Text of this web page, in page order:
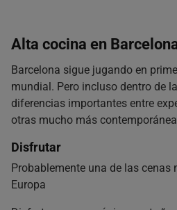
Alta cocina en
Barcelona sigue jugando en
mundial. Pero incluso dentro de
diferencias importantes entre
otras mucho más
Disfrutar
Probablemente una de las cenas
Europa